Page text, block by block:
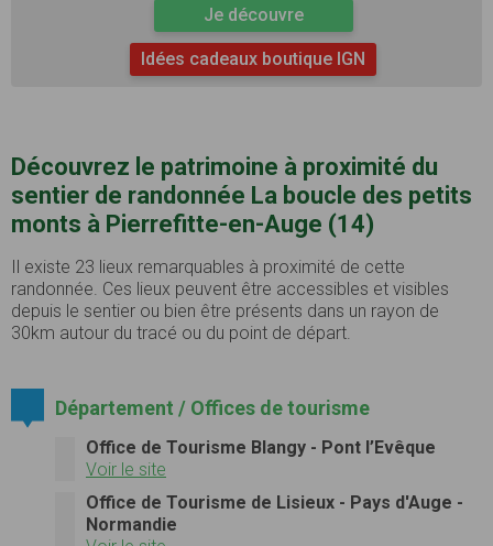
Je découvre
Idées cadeaux boutique IGN
Découvrez le patrimoine à proximité du
sentier de randonnée La boucle des petits
monts à Pierrefitte-en-Auge (14)
Il existe 23 lieux remarquables à proximité de cette
randonnée. Ces lieux peuvent être accessibles et visibles
depuis le sentier ou bien être présents dans un rayon de
30km autour du tracé ou du point de départ.
Département / Offices de tourisme
Office de Tourisme Blangy - Pont l’Evêque
Voir le site
Office de Tourisme de Lisieux - Pays d'Auge -
Normandie